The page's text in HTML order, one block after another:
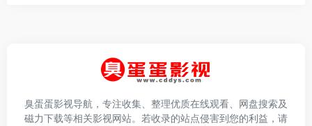
臭蛋蛋影视导航，专注收集、整理优质在线观看、网盘搜索及
磁力下载等相关影视网站。若收录的站点侵害到您的利益，请